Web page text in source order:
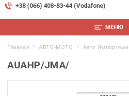
+38 (066) 408-83-44 (Vodafone)
МЕНЮ
Главная АВТО-МОТО Авто Импортные
AUAHP/JMA/